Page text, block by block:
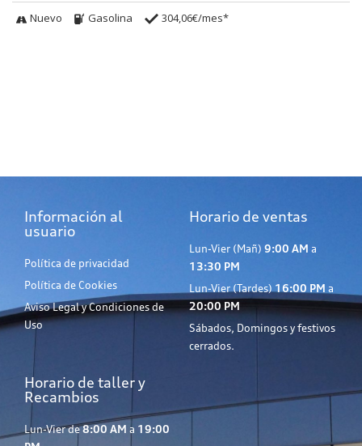
Nuevo Gasolina 304,06€/mes*
Información al
usuario
Política de privacidad
Política de Cookies
Aviso Legal y Condiciones de
Uso
Horario de ventas
Lun-Vier (Mañ) 9:00 AM a
13:30 PM
Lun-Vier (Tardes) 16:00 PM a
20:00 PM
Sábados, Domingos y festivos
cerrados.
Horario de taller y
Recambios
Lun-Vier de8:00 AM a 19:00